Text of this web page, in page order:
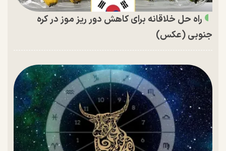
راه حل خلاقانه برای کاهش دور ریز موز در کره
جنوبی (عکس)